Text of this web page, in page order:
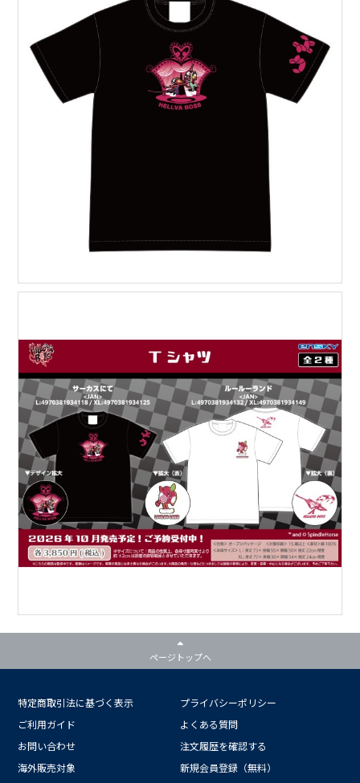
ページトップへ
特定商取引法に基づく表示
プライバシーポリシー
ご利用ガイド
よくある質問
お問い合わせ
注文履歴を確認する
海外販売対象
新規会員登録（無料）